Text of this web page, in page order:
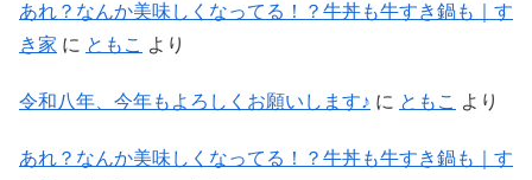
あれ？なんか美味しくなってる！？牛丼も牛すき鍋も｜す
き家 に ともこ より
令和八年、今年もよろしくお願いします♪ に ともこ より
あれ？なんか美味しくなってる！？牛丼も牛すき鍋も｜す